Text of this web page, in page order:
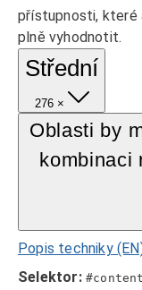
přístupnosti, které
plně vyhodnotit.
Střední
276 ×
Oblasti by
kombinaci
Popis techniky
Selektor: